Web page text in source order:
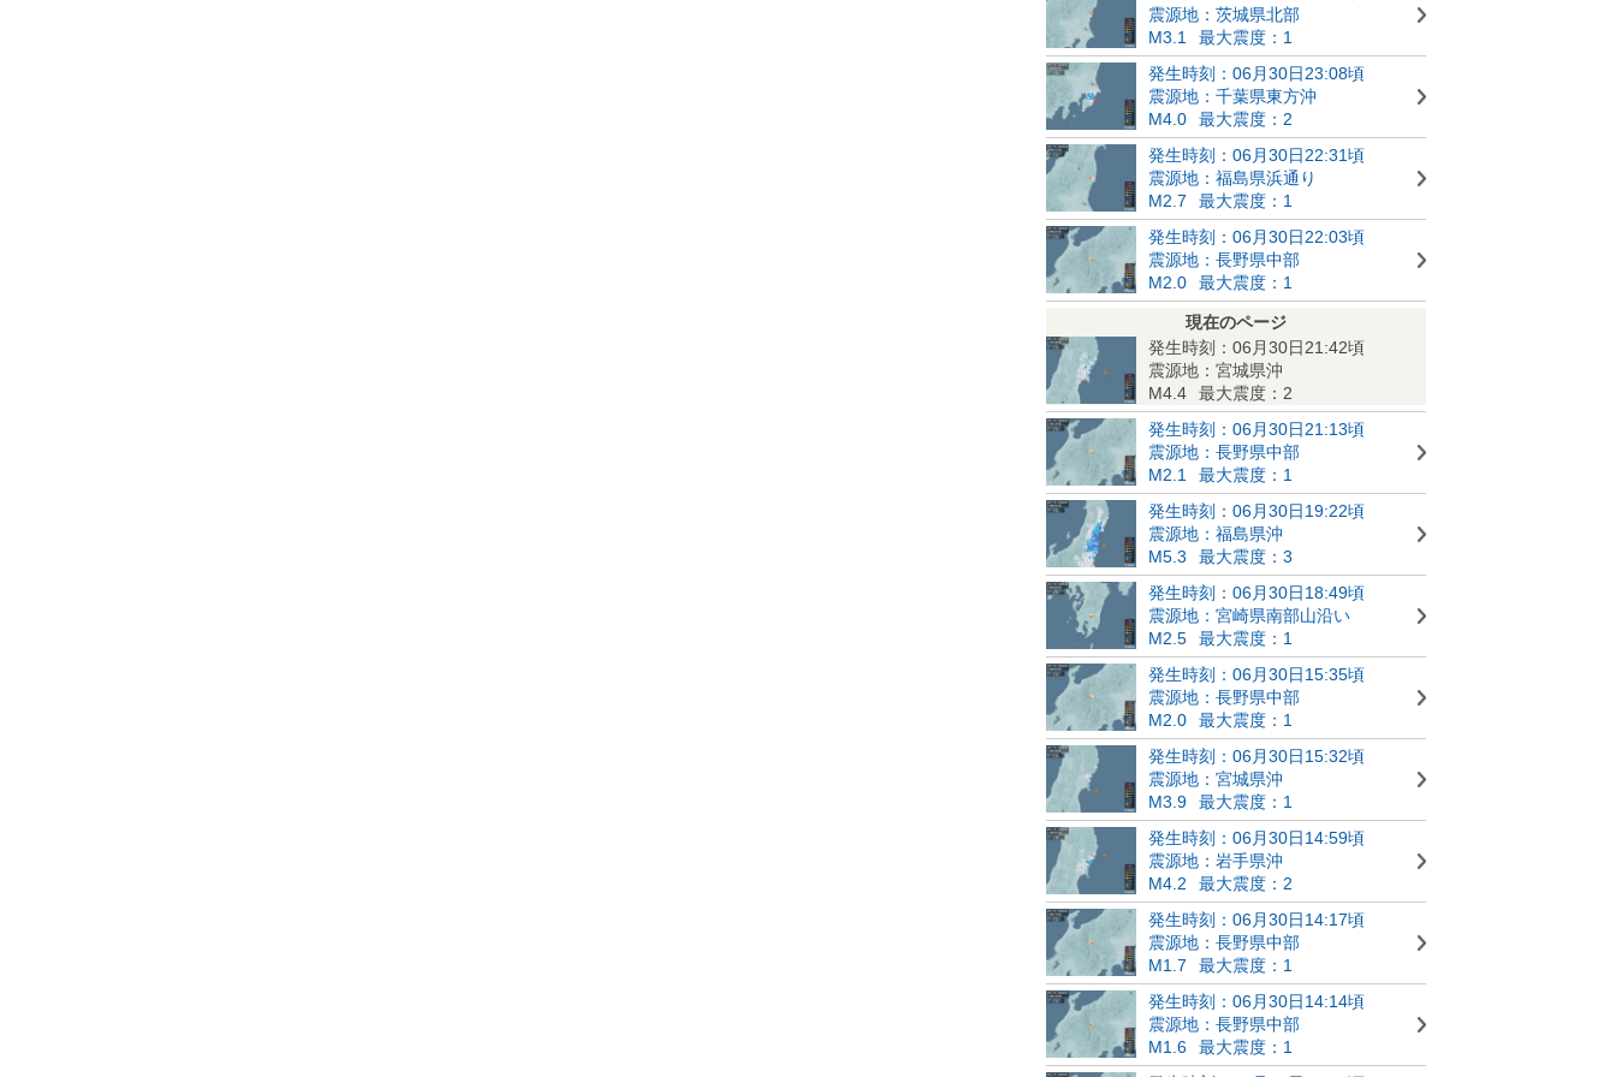
震源地：茨城県北部
M3.1
最大震度：1
発生時刻：06月30日23:08頃
震源地：千葉県東方沖
M4.0
最大震度：2
発生時刻：06月30日22:31頃
震源地：福島県浜通り
M2.7
最大震度：1
発生時刻：06月30日22:03頃
震源地：長野県中部
M2.0
最大震度：1
現在のページ
発生時刻：06月30日21:42頃
震源地：宮城県沖
M4.4
最大震度：2
発生時刻：06月30日21:13頃
震源地：長野県中部
M2.1
最大震度：1
発生時刻：06月30日19:22頃
震源地：福島県沖
M5.3
最大震度：3
発生時刻：06月30日18:49頃
震源地：宮崎県南部山沿い
M2.5
最大震度：1
発生時刻：06月30日15:35頃
震源地：長野県中部
M2.0
最大震度：1
発生時刻：06月30日15:32頃
震源地：宮城県沖
M3.9
最大震度：1
発生時刻：06月30日14:59頃
震源地：岩手県沖
M4.2
最大震度：2
発生時刻：06月30日14:17頃
震源地：長野県中部
M1.7
最大震度：1
発生時刻：06月30日14:14頃
震源地：長野県中部
M1.6
最大震度：1